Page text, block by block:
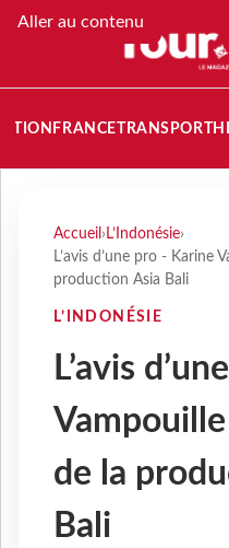
Aller au contenu
FRANCETRANSPORT
Accueil › L’Indonésie›
L’avis d’une pro - Karine
production Asia Bali
L’INDONÉSIE
L’avis
de la
Bali